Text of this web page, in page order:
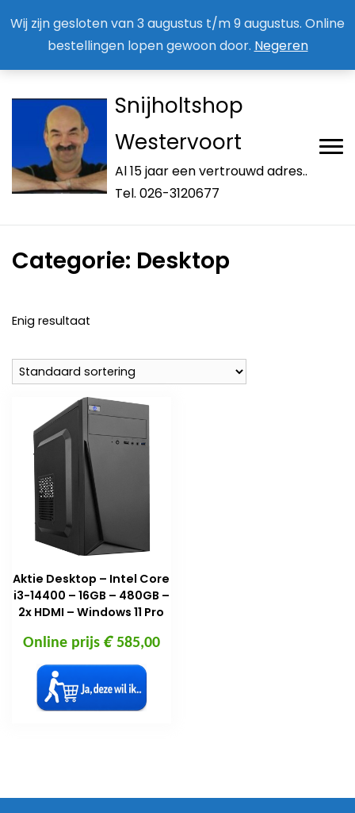
Wij zijn gesloten van 3 augustus t/m 9 augustus. Online
bestellingen lopen gewoon door. Negeren
Snijholtshop
Westervoort
Al 15 jaar een vertrouwd adres..
Tel. 026-3120677
Categorie: Desktop
Enig resultaat
Aktie Desktop – Intel Core
i3-14400 – 16GB – 480GB –
2x HDMI – Windows 11 Pro
Online prijs €585,00